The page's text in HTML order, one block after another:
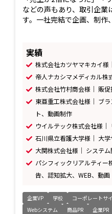
などの声もあり、取引企
す。一社完結で企画、制作
実績
株式会社カツヤマキカイ様
帝人ナカシマメディカル株
株式会社竹村商会様｜ 販
東亜重工株式会社様｜ ブ
ト、動画制作
ウイルテック株式会社様
石川県立看護大学様｜ 大
大関株式会社様｜ システ
パシフィックリアルティー
告、認知拡大、WEB、動画
企業VP 学校 コーポレートサ
Webシステム
商品PR 企業PR